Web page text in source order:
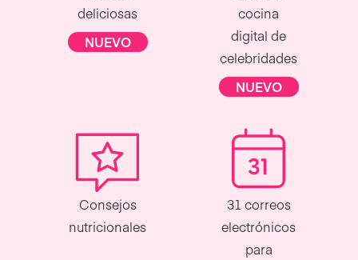
deliciosas
NUEVO
cocina
digital de
celebridades
NUEVO
Consejos
nutricionales
31 correos
electrónicos
para